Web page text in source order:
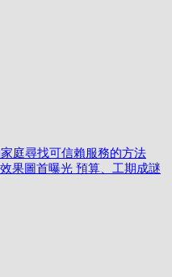
庭尋找可信賴服務的方法
果圖首曝光 預算、工期成謎